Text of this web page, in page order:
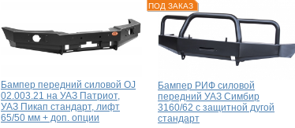
Бампер передний силовой OJ
02.003.21 на УАЗ Патриот,
УАЗ Пикап стандарт, лифт
65/50 мм + доп. опции
ПОД ЗАКАЗ
Бампер РИФ силовой
передний УАЗ Симбир
3160/62 с защитной дугой
стандарт